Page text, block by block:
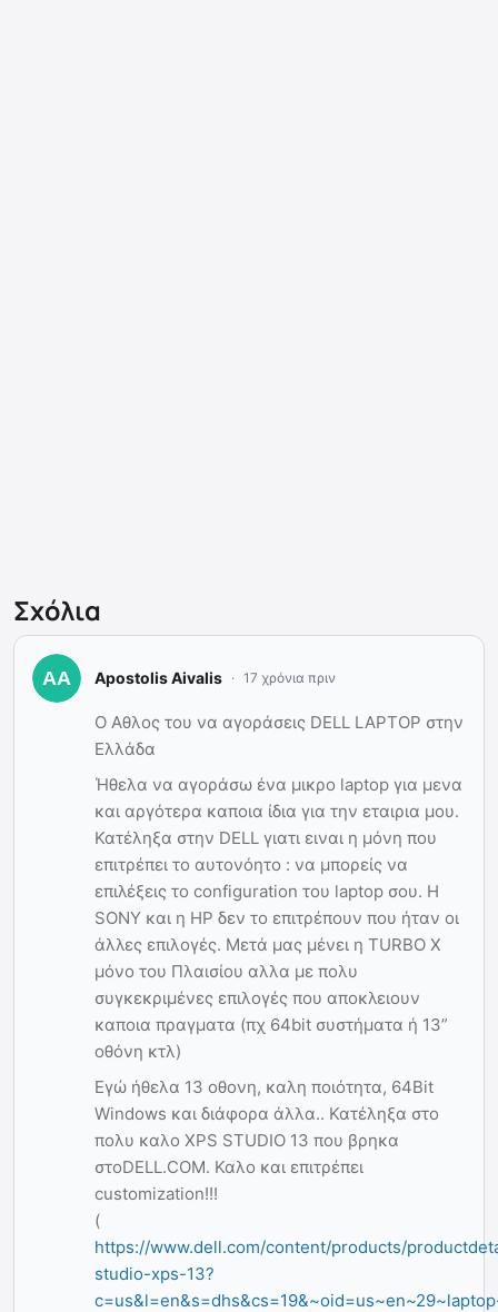
Σχόλια
Apostolis Aivalis 17 χρόνια πριν
Ο Αθλος του να αγοράσεις DELL LAPTOP στην
Ελλάδα
Ήθελα να αγοράσω ένα μικρο laptop για μενα
και αργότερα καποια ίδια για την εταιρια μου.
Κατέληξα στην DELL γιατι ειναι η μόνη που
επιτρέπει το αυτονόητο : να μπορείς να
επιλέξεις το configuration του laptop σου. Η
SONY και η HP δεν το επιτρέπουν που ήταν οι
άλλες επιλογές. Μετά μας μένει η TURBO X
μόνο του Πλαισίου αλλα με πολυ
συγκεκριμένες επιλογές που αποκλειουν
καποια πραγματα (πχ 64bit συστήματα ή 13”
οθόνη κτλ)
Εγώ ήθελα 13 οθονη, καλη ποιότητα, 64Bit
Windows και διάφορα άλλα.. Κατέληξα στο
πολυ καλο XPS STUDIO 13 που βρηκα
στοDELL.COM. Καλο και επιτρέπει
customization!!!
(
https://www.dell.com/content/products/
studio-xps-13?